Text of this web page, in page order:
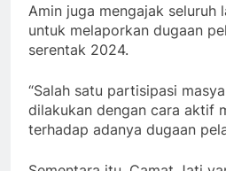
Amin juga mengajak seluruh
untuk melaporkan dugaan
serentak 2024.
“Salah satu partisipasi
dilakukan dengan cara aktif
terhadap adanya dugaan